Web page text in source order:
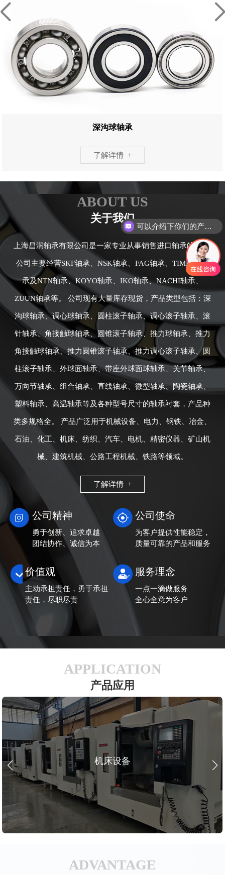
深沟球轴承
了解详情 +
ABOUT US
关于我们
上海昌润轴承有限公司是一家专业从事销售进口轴承的公司,
公司主要经营SKF轴承、NSK轴承、FAG轴承、TIMKEN轴
承及NTN轴承、KOYO轴承、IKO轴承、NACHI轴承、
ZUUN轴承等。 公司现有大量库存现货，产品类型包括：深
沟球轴承、调心球轴承、圆柱滚子轴承、调心滚子轴承、滚
针轴承、角接触球轴承、圆锥滚子轴承、推力球轴承、推力
角接触球轴承、推力圆锥滚子轴承、推力调心滚子轴承、圆
柱滚子轴承、外球面轴承、带座外球面球轴承、关节轴承、
万向节轴承、组合轴承、直线轴承、微型轴承、陶瓷轴承、
塑料轴承、高温轴承等及各种型号尺寸的轴承衬套，产品种
类多规格全。 产品广泛用于机械设备、电力、钢铁、冶金、
石油、化工、机床、纺织、汽车、电机、精密仪器、矿山机
械、建筑机械、公路工程机械、铁路等领域。
了解详情 +
公司精神
勇于创新、追求卓越
团结协作、诚信为本
公司使命
为客户提供性能稳定，
质量可靠的产品和服务
价值观
主动承担责任，勇于承担
责任，尽职尽责
服务理念
一点一滴做服务
全心全意为客户
APPLICATION
产品应用
机床设备
ADVANTAGE
你们是怎么收费的呢